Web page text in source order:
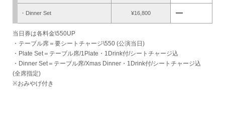
・Dinner Set ¥16,800 remove
当日券は各料金\550UP
・テーブル席＝要シートチャージ\550 (公演当日)
・Plate Set＝テーブル席/1Plate・1Drink付/シートチャージ込
・Dinner Set＝テーブル席/Xmas Dinner・1Drink付/シートチャージ込
(全席指定)
※おみやげ付き